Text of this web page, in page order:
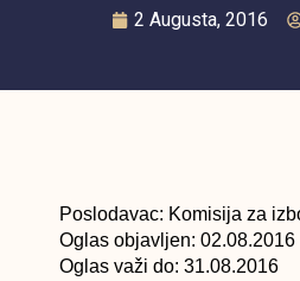
2 Augusta, 2016
Poslodavac: Komisija za
Oglas objavljen: 02.08.2016
Oglas važi do: 31.08.2016